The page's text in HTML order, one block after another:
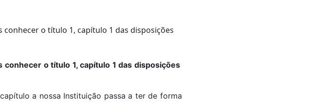
o título 1, capítulo 1 das disposições
a nossa Instituição passa a ter de forma